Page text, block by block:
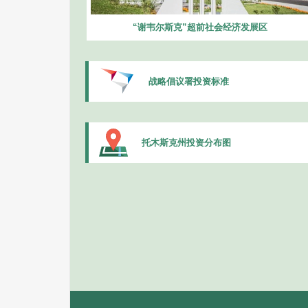
“谢韦尔斯克”超前社会经济发展区
战略倡议署投资标准
托木斯克州投资分布图